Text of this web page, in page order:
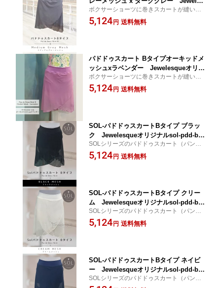
queオリジナルpdd-b-medgreymesh
ボクサーショーツに巻きスカートが縫い付
けられています。ズレを気にせず踊れま
す。 【バレエ スカート 大人】
5,124 円 送料無料
パドドゥスカート Bタイプオーキッドメ
ッシュxラベンダー Jewelesqueオリジ
ナルpdd-b-orchid-mesh-lavender
ボクサーショーツに巻きスカートが縫い付
けられています。ズレを気にせず踊れま
す。 【バレエ スカート 大人】
5,124 円 送料無料
SOL-パドドゥスカートBタイプ ブラッ
ク Jewelesqueオリジナルsol-pdd-b-b
lack
SOLシリーズのパドドゥスカート（パンツ
付きスカート）。やわらかいメッシュがボ
ディラインを美しく演出します。【バレエ
5,124 円 送料無料
SOL-パドドゥスカートBタイプ クリー
ム Jewelesqueオリジナルsol-pdd-b-c
ream
SOLシリーズのパドドゥスカート（パンツ
付きスカート）。やわらかいメッシュがボ
ディラインを美しく演出します。【バレエ
5,124 円 送料無料
SOL-パドドゥスカートBタイプ ネイビ
ー Jewelesqueオリジナルsol-pdd-b-n
avy
SOLシリーズのパドドゥスカート（パンツ
付きスカート）。やわらかいメッシュがボ